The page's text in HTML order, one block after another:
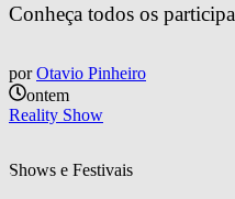
Conheça todos os
por Otavio Pinheiro
ontem
Reality Show
Shows e Festivais